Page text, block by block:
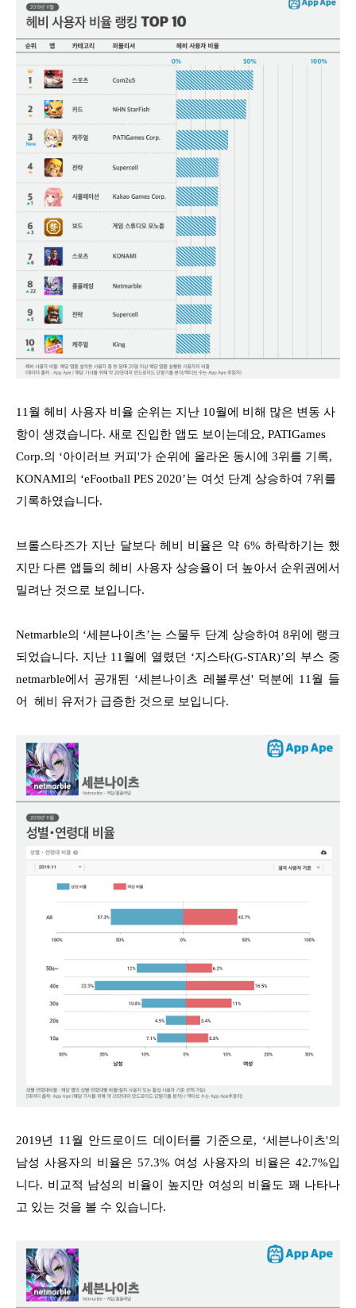
11월 헤비 사용자 비율 순위는 지난 10월에 비해 많은 변동 사
항이 생겼습니다. 새로 진입한 앱도 보이는데요, PATIGames
Corp.의 ‘아이러브 커피'가 순위에 올라온 동시에 3위를 기록,
KONAMI의 ‘eFootball PES 2020’는 여섯 단계 상승하여 7위를
기록하였습니다.
브롤스타즈가 지난 달보다 헤비 비율은 약 6% 하락하기는 했
지만 다른 앱들의 헤비 사용자 상승율이 더 높아서 순위권에서
밀려난 것으로 보입니다.
Netmarble의 ‘세븐나이츠’는 스물두 단계 상승하여 8위에 랭크
되었습니다. 지난 11월에 열렸던 ‘지스타(G-STAR)’의 부스 중
netmarble에서 공개된 ‘세븐나이츠 레볼루션' 덕분에 11월 들
어 헤비 유저가 급증한 것으로 보입니다.
2019년 11월 안드로이드 데이터를 기준으로, ‘세븐나이츠'의
남성 사용자의 비율은 57.3% 여성 사용자의 비율은 42.7%입
니다. 비교적 남성의 비율이 높지만 여성의 비율도 꽤 나타나
고 있는 것을 볼 수 있습니다.